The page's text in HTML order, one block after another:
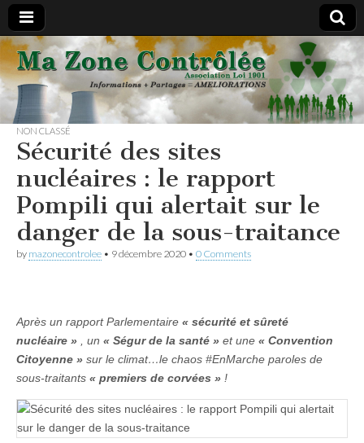
#Nucleaire
les sous-
traitants
vous
informent
NON CLASSÉ
Sécurité des sites
nucléaires : le rapport
Pompili qui alertait sur le
danger de la sous-traitance
by mazonecontrolee • 9 décembre 2020 • 0 Comments
Après un rapport Parlementaire « sécurité et sûreté
nucléaire » , un « Ségur de la santé » et une « Convention
Citoyenne » sur le climat…le chaos #EnMarche paroles de
sous-traitants « premiers de corvées » !